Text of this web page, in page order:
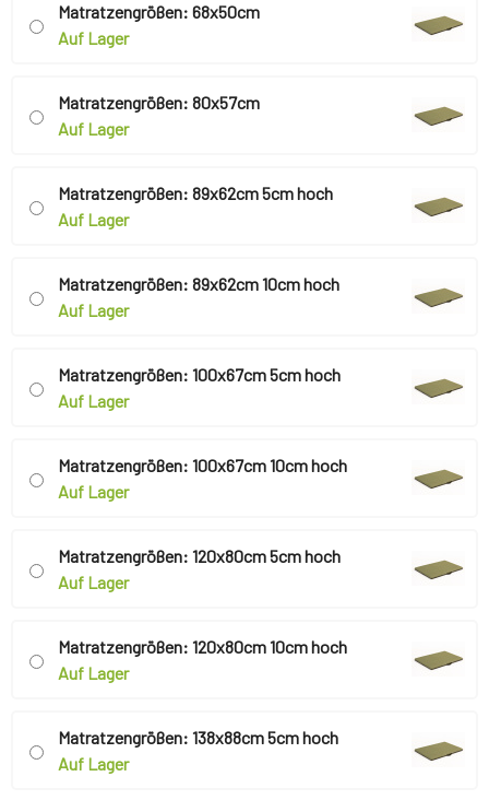
Matratzengrößen: 68x50cm
Auf Lager
Matratzengrößen: 80x57cm
Auf Lager
Matratzengrößen: 89x62cm 5cm hoch
Auf Lager
Matratzengrößen: 89x62cm 10cm hoch
Auf Lager
Matratzengrößen: 100x67cm 5cm hoch
Auf Lager
Matratzengrößen: 100x67cm 10cm hoch
Auf Lager
Matratzengrößen: 120x80cm 5cm hoch
Auf Lager
Matratzengrößen: 120x80cm 10cm hoch
Auf Lager
Matratzengrößen: 138x88cm 5cm hoch
Auf Lager